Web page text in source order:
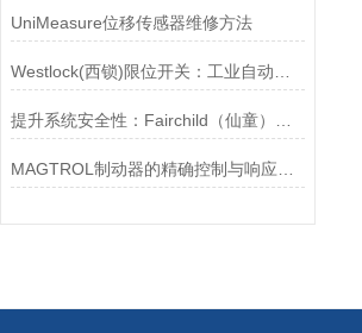
UniMeasure位移传感器维修方法